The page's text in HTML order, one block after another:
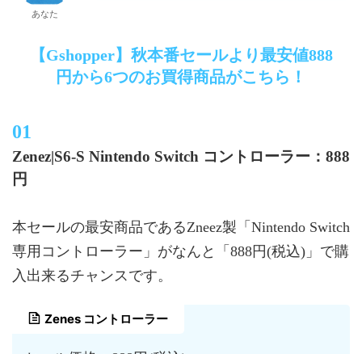
あなた
【Gshopper】秋本番セールより最安値888
円から6つのお買得商品がこちら！
Zenez|S6-S Nintendo Switch コントローラー：888
円
本セールの最安商品であるZneez製「Nintendo Switch
専用コントローラー」がなんと「888円(税込)」で購
入出来るチャンスです。
Zenes コントローラー